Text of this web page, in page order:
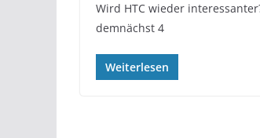
Wird HTC wieder
demnächst 4
Weiterlesen